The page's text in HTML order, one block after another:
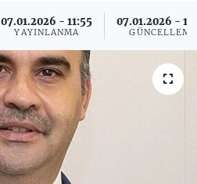
07.01.2026 - 11:55
YAYINLANMA
07.01.2026 -
GÜNCELLEME